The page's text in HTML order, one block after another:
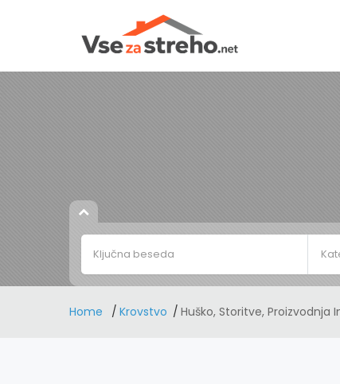
Home Krovstvo Huško, Storitve, Proizvodnja